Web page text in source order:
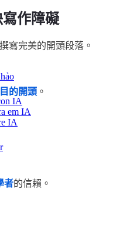
IA
em IA
IA
作障礙
寫完美的開頭段落。
的開頭 。
者的信賴。